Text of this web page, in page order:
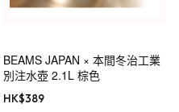
BEAMS JAPAN × 本間冬治工業
別注水壺 2.1L 棕色
HK$389